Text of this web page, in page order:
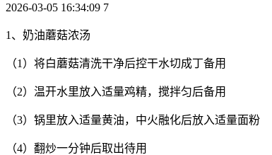
2026-03-05 16:34:09 7
1、奶油蘑菇浓汤
（1）将白蘑菇清洗干净后控干水切成丁备用
（2）温开水里放入适量鸡精，搅拌匀后备用
（3）锅里放入适量黄油，中火融化后放入适量面粉
（4）翻炒一分钟后取出待用